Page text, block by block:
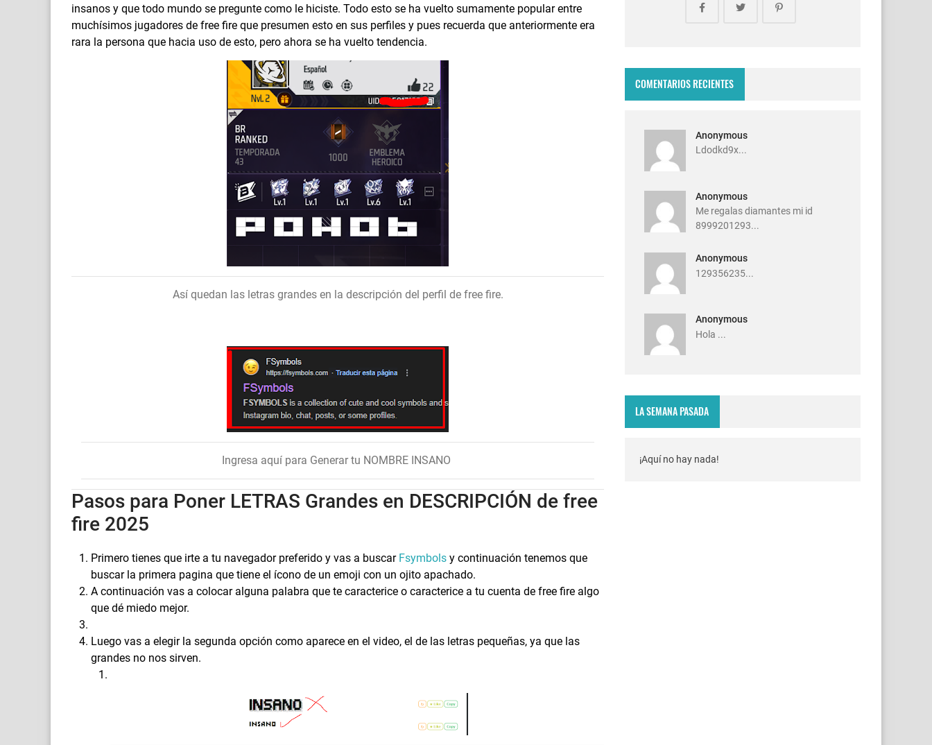
insanos y que todo mundo se pregunte como le hiciste. Todo esto se ha vuelto sumamente popular entre
muchísimos jugadores de free fire que presumen esto en sus perfiles y pues recuerda que anteriormente era
rara la persona que hacia uso de esto, pero ahora se ha vuelto tendencia.
Así quedan las letras grandes en la descripción del perfil de free fire.
Ingresa aquí para Generar tu NOMBRE INSANO
Pasos para Poner LETRAS Grandes en DESCRIPCIÓN de free
fire 2025
Primero tienes que irte a tu navegador preferido y vas a buscar Fsymbols y continuación tenemos que
buscar la primera pagina que tiene el ícono de un emoji con un ojito apachado.
A continuación vas a colocar alguna palabra que te caracterice o caracterice a tu cuenta de free fire algo
que dé miedo mejor.
Luego vas a elegir la segunda opción como aparece en el video, el de las letras pequeñas, ya que las
grandes no nos sirven.
COMENTARIOS RECIENTES
Anonymous
Ldodkd9x...
Anonymous
Me regalas diamantes mi id
8999201293...
Anonymous
129356235...
Anonymous
Hola ...
LA SEMANA PASADA
¡Aquí no hay nada!